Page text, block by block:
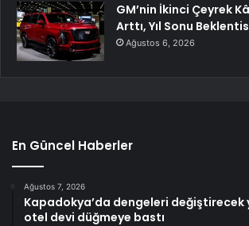
GM’nin İkinci Çeyrek
Arttı, Yıl Sonu
Ağustos 6, 2026
En Güncel Haberler
Ağustos 7, 2026
Kapadokya’da dengeleri değiştirecek
otel devi düğmeye bastı